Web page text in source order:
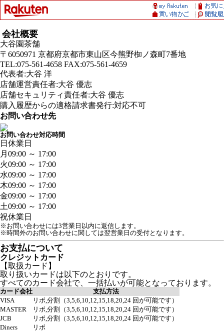
会社概要
大谷園茶舗
〒6050971 京都府京都市東山区今熊野椥ノ森町7番地
TEL:075-561-4658 FAX:075-561-4659
代表者:大谷 洋
店舗運営責任者:大谷 優志
店舗セキュリティ責任者:大谷 優志
購入履歴からの適格請求書発行:対応不可
お問い合わせ先
お問い合わせ対応時間
日 休業日
月 09:00 ～ 17:00
火09:00 ～ 17:00
水09:00 ～ 17:00
木09:00 ～ 17:00
金09:00 ～ 17:00
土09:00 ～ 17:00
祝休業日
※お問い合わせには3営業日以内に返信します。
※時間外のお問い合わせに関しては翌営業日の受付となります。
お支払について
クレジットカード
【取扱カード】
取り扱いカードは以下のとおりです。
すべてのカード会社で、一括払いが可能となっております。
カード会社
支払方法
VISA
リボ,分割（3,5,6,10,12,15,18,20,24 回が可能です）
MASTER
リボ,分割（3,5,6,10,12,15,18,20,24 回が可能です）
JCB
リボ,分割（3,5,6,10,12,15,18,20,24 回が可能です）
Diners
リボ